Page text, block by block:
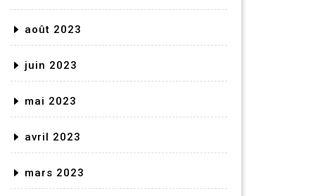
août 2023
juin 2023
mai 2023
avril 2023
mars 2023